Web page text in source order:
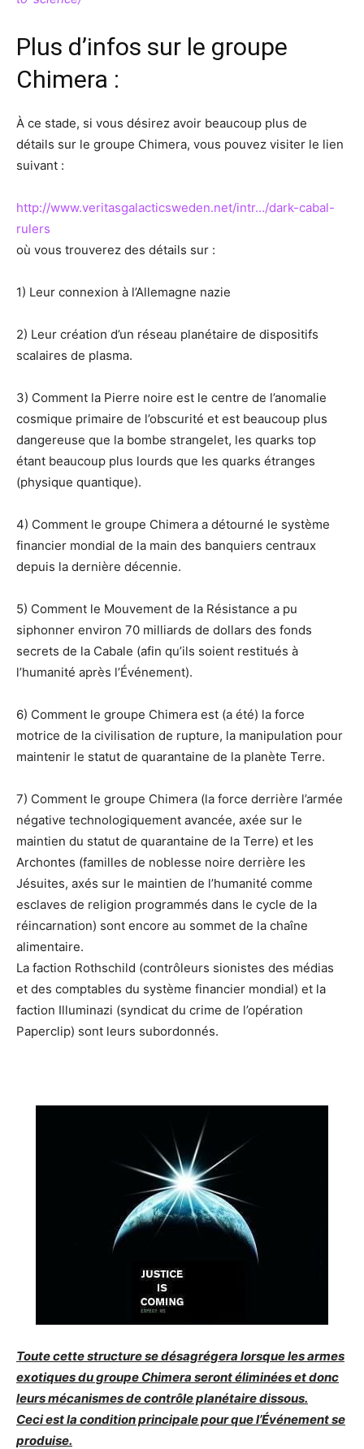
Plus d’infos sur le groupe
Chimera :
À ce stade, si vous désirez avoir beaucoup plus de
détails sur le groupe Chimera, vous pouvez visiter le lien
suivant :
http://www.veritasgalacticsweden.net/intr…/dark-cabal-
rulers
où vous trouverez des détails sur :
1) Leur connexion à l’Allemagne nazie
2) Leur création d’un réseau planétaire de dispositifs
scalaires de plasma.
3) Comment la Pierre noire est le centre de l’anomalie
cosmique primaire de l’obscurité et est beaucoup plus
dangereuse que la bombe strangelet, les quarks top
étant beaucoup plus lourds que les quarks étranges
(physique quantique).
4) Comment le groupe Chimera a détourné le système
financier mondial de la main des banquiers centraux
depuis la dernière décennie.
5) Comment le Mouvement de la Résistance a pu
siphonner environ 70 milliards de dollars des fonds
secrets de la Cabale (afin qu’ils soient restitués à
l’humanité après l’Événement).
6) Comment le groupe Chimera est (a été) la force
motrice de la civilisation de rupture, la manipulation pour
maintenir le statut de quarantaine de la planète Terre.
7) Comment le groupe Chimera (la force derrière l’armée
négative technologiquement avancée, axée sur le
maintien du statut de quarantaine de la Terre) et les
Archontes (familles de noblesse noire derrière les
Jésuites, axés sur le maintien de l’humanité comme
esclaves de religion programmés dans le cycle de la
réincarnation) sont encore au sommet de la chaîne
alimentaire.
La faction Rothschild (contrôleurs sionistes des médias
et des comptables du système financier mondial) et la
faction Illuminazi (syndicat du crime de l’opération
Paperclip) sont leurs subordonnés.
Toute cette structure se désagrégera lorsque les armes
exotiques du groupe Chimera seront éliminées et donc
leurs mécanismes de contrôle planétaire dissous.
Ceci est la condition principale pour que l’Événement se
produise.